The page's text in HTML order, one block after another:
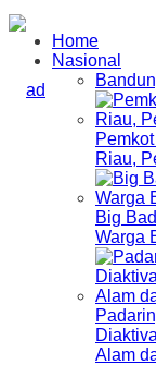
Home
Nasional
Riau,
Big
Warga
Alam